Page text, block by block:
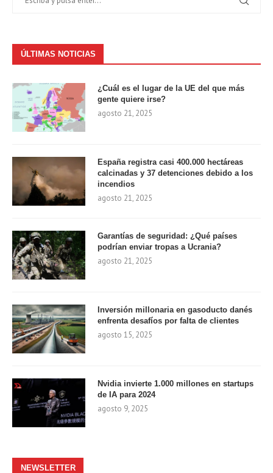
ÚLTIMAS NOTICIAS
¿Cuál es el lugar de la UE del que más
gente quiere irse?
agosto 21, 2025
España registra casi 400.000 hectáreas
calcinadas y 37 detenciones debido a los
incendios
agosto 21, 2025
Garantías de seguridad: ¿Qué países
podrían enviar tropas a Ucrania?
agosto 21, 2025
Inversión millonaria en gasoducto danés
enfrenta desafíos por falta de clientes
agosto 15, 2025
Nvidia invierte 1.000 millones en startups
de IA para 2024
agosto 9, 2025
NEWSLETTER